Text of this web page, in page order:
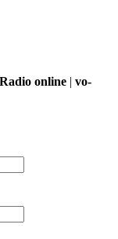
Radio online | vo-